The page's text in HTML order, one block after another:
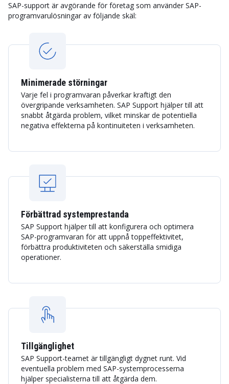
SAP-support är avgörande för företag som använder SAP-
programvarulösningar av följande skäl:
Minimerade störningar
Varje fel i programvaran påverkar kraftigt den
övergripande verksamheten. SAP Support hjälper till att
snabbt åtgärda problem, vilket minskar de potentiella
negativa effekterna på kontinuiteten i verksamheten.
Förbättrad systemprestanda
SAP Support hjälper till att konfigurera och optimera
SAP-programvaran för att uppnå toppeffektivitet,
förbättra produktiviteten och säkerställa smidiga
operationer.
Tillgänglighet
SAP Support-teamet är tillgängligt dygnet runt. Vid
eventuella problem med SAP-systemprocesserna
hjälper specialisterna till att åtgärda dem.